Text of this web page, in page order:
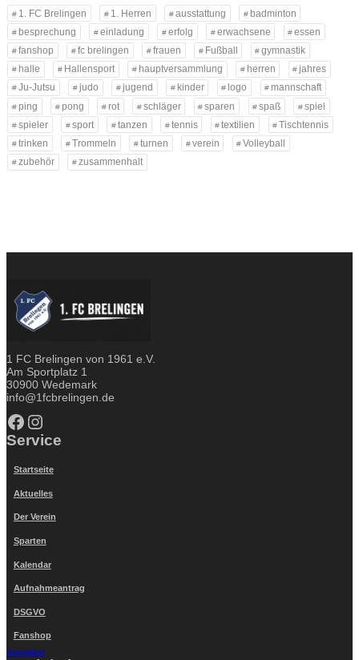
1. FC Brelingen 1. Herren ausstattung
badminton
besprechung
einladung erfolg erwachsene
essen
fanshop
fc brelingen frauen Fußball
gymnastik
halle
Hallensport hauptversammlung herren
jahres
Ju-Jutsu
judo jugend kinder logo
mannschaft
ping
pong rot schläger sparen spaß
spiel
spieler
sport tanzen tennis textilien
Tischtennis
trinken
Trommeln turnen verein
Volleyball
zubehör
zusammenhalt
1 FC Brelingen von 1961 e.V.
Am Sportplatz 1
30900 Wedemark
info@1fcbrelingen.de
Facebook Instagram
Service
Startseite
Aktuelles
Der Verein
Sparten
Kalendar
Aufnahmeantrag
DSGVO
Fanshop
Anmelden